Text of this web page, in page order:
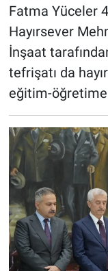
Fatma Yüceler
Hayırsever
İnşaat
tefrişatı da
eğitim-